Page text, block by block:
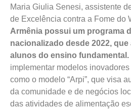
Maria Giulia Senesi, assistente
de Excelência contra a Fome do
Armênia possui um programa
nacionalizado desde 2022, que
alunos do ensino fundamental.
implementar modelos
como o modelo “Arpi”, que visa
da comunidade e de negócios
das atividades de alimentação